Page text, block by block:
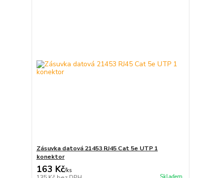
Zásuvka datová 21453 RJ45 Cat 5e UTP 1
konektor
163 Kč/ks
Skladem